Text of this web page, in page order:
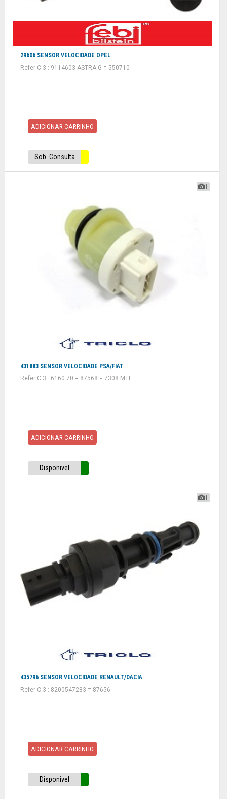
29606 SENSOR VELOCIDADE OPEL
Refer C 3 : 9114603 ASTRA G = 550710
ADICIONAR CARRINHO
Sob. Consulta
1
431883 SENSOR VELOCIDADE PSA/FIAT
Refer C 3 : 6160.70 = 87568 = 7308 MTE
ADICIONAR CARRINHO
Disponivel
1
435796 SENSOR VELOCIDADE RENAULT/DACIA
Refer C 3 : 8200547283 = 87656
ADICIONAR CARRINHO
Disponivel